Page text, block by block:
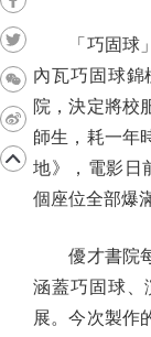
「巧固球」
內瓦巧固球錦
院，決定將校
師生，耗一年
地》，電影日
個座位全部爆
優才書院每
涵蓋巧固球、
展。今次製作